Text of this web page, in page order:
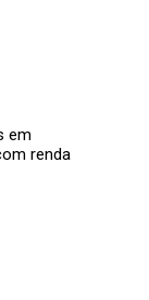
em
renda